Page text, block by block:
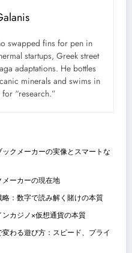
swapped fins for pen in
startups, Greek street
adaptations. He bottles
minerals and swims in
“research.”
クメーカーの実像とスマートな
ーカーの現在地
：数字で読み解く賭けの本質
カジノ×仮想通貨の本質
わる遊び方：スピード、プライ